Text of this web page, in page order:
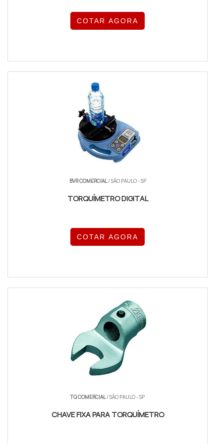
COTAR AGORA
BVR COMERCIAL/ SÃO PAULO - SP
TORQUÍMETRO DIGITAL
COTAR AGORA
TQ COMERCIAL/ SÃO PAULO - SP
CHAVE FIXA PARA TORQUÍMETRO